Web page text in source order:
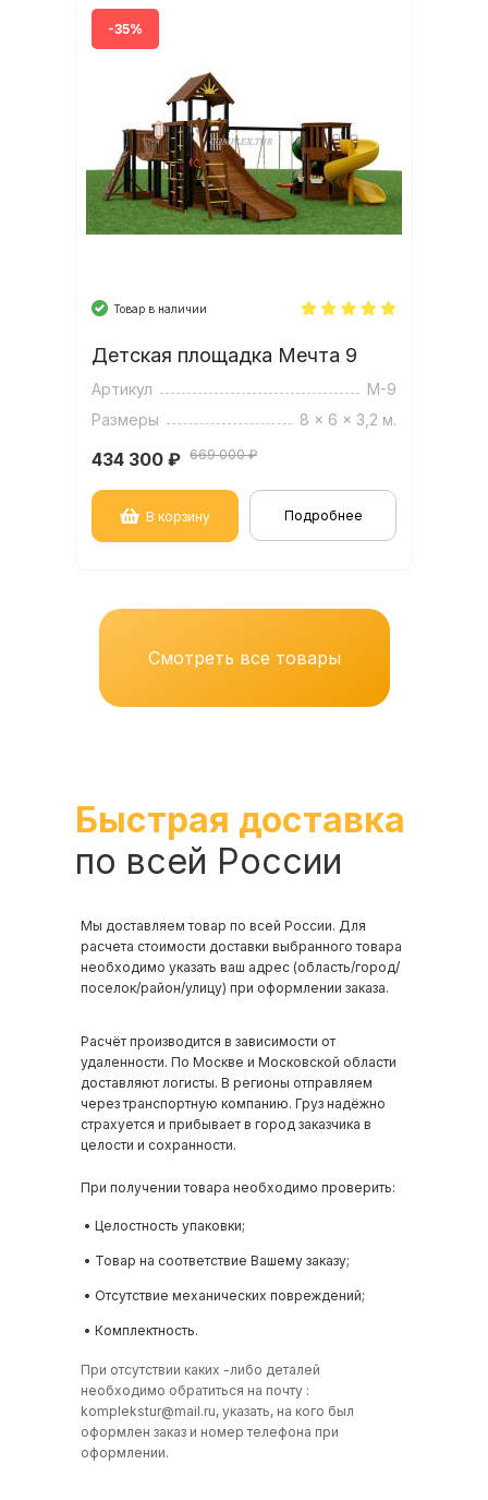
-35%
Товар в наличии
Детская площадка Мечта 9
Артикул
М-9
Размеры
8 x 6 x 3,2 м.
434 300 ₽ 669 000 ₽
В корзину Подробнее
Смотреть все товары
Быстрая доставка
по всей России
Мы доставляем товар по всей России. Для
расчета стоимости доставки выбранного товара
необходимо указать ваш адрес (область/город/
поселок/район/улицу) при оформлении заказа.
Расчёт производится в зависимости от
удаленности. По Москве и Московской области
доставляют логисты. В регионы отправляем
через транспортную компанию. Груз надёжно
страхуется и прибывает в город заказчика в
целости и сохранности.
При получении товара необходимо проверить:
• Целостность упаковки;
• Товар на соответствие Вашему заказу;
• Отсутствие механических повреждений;
• Комплектность.
При отсутствии каких -либо деталей
необходимо обратиться на почту :
komplekstur@mail.ru, указать, на кого был
оформлен заказ и номер телефона при
оформлении.